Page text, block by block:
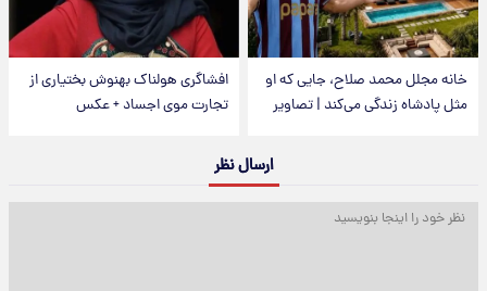
خانه مجلل محمد صلاح، جایی که او
مثل پادشاه زندگی می‌کند | تصاویر
افشاگری هولناک بهنوش بختیاری از
تجارت موی اجساد + عکس
ارسال نظر